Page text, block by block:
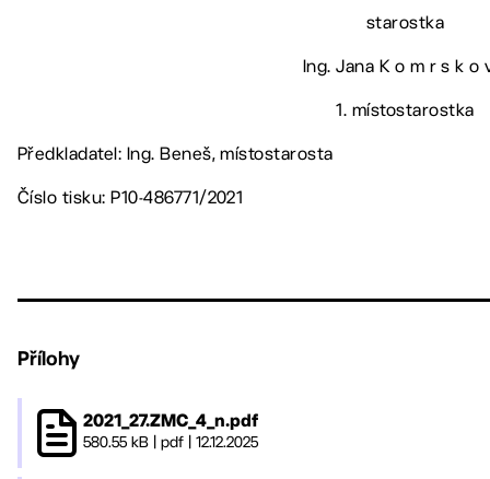
starostka
Ing. Jana K o m r s k o
1. místostarostka
Předkladatel: Ing. Beneš, místostarosta
Číslo tisku: P10-486771/2021
Přílohy
2021_27.ZMC_4_n.pdf
580.55 kB pdf 12.12.2025